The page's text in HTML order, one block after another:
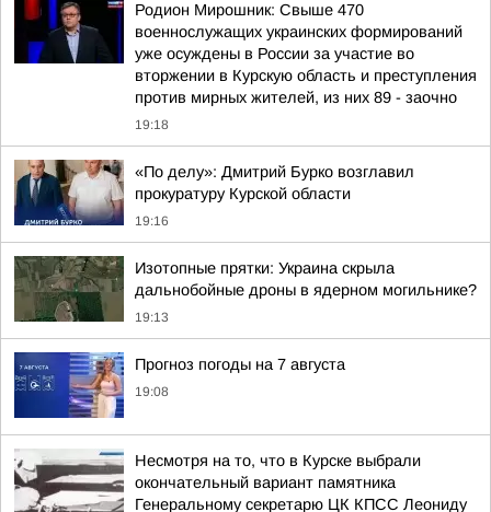
Родион Мирошник: Свыше 470
военнослужащих украинских формирований
уже осуждены в России за участие во
вторжении в Курскую область и преступления
против мирных жителей, из них 89 - заочно
19:18
«По делу»: Дмитрий Бурко возглавил
прокуратуру Курской области
19:16
Изотопные прятки: Украина скрыла
дальнобойные дроны в ядерном могильнике?
19:13
Прогноз погоды на 7 августа
19:08
Несмотря на то, что в Курске выбрали
окончательный вариант памятника
Генеральному секретарю ЦК КПСС Леониду